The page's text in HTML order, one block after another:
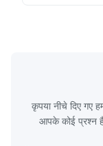
the basic
circulation
कृपया नीचे दिए गए
आपके कोई प्रश्न